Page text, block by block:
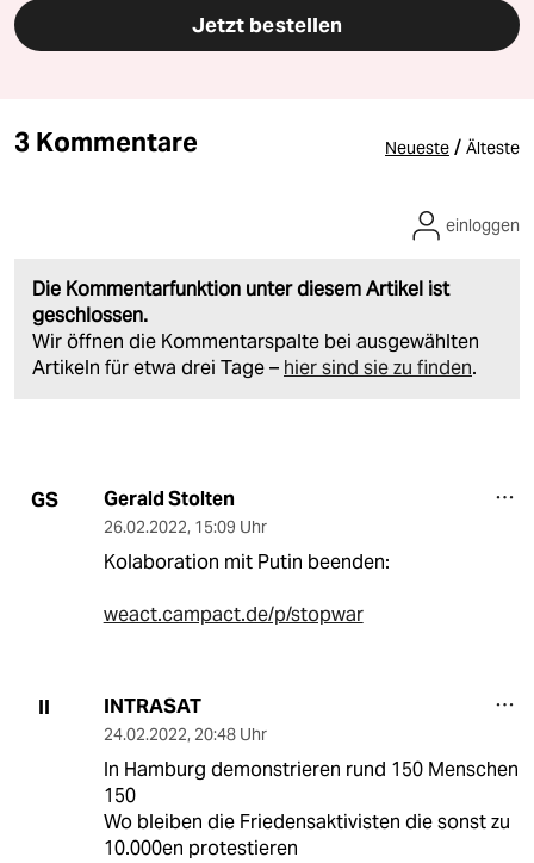
Jetzt bestellen
3 Kommentare Neueste / Älteste
Die Kommentarfunktion unter diesem Artikel ist
geschlossen.
Wir öffnen die Kommentarspalte bei ausgewählten
Artikeln für etwa drei Tage – hier sind sie zu finden.
einloggen
GS Gerald Stolten
26.02.2022, 15:09 Uhr
Kolaboration mit Putin beenden:
weact.campact.de/p/stopwar
II INTRASAT
24.02.2022, 20:48 Uhr
In Hamburg demonstrieren rund 150 Menschen
150
Wo bleiben die Friedensaktivisten die sonst zu
10.000en protestieren